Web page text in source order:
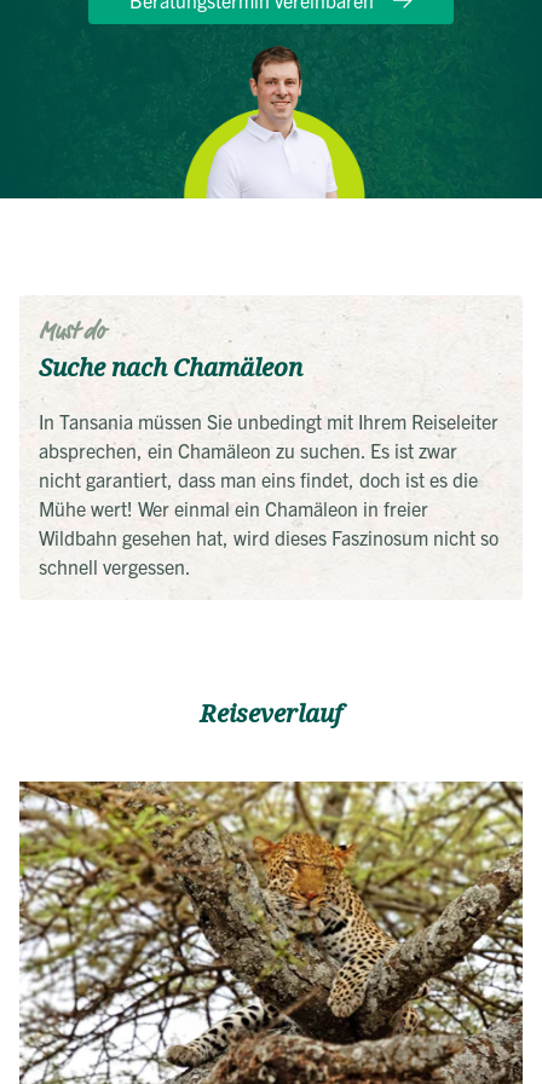
Must do
Suche nach Chamäleon
In Tansania müssen Sie unbedingt mit Ihrem Reiseleiter
absprechen, ein Chamäleon zu suchen. Es ist zwar
nicht garantiert, dass man eins findet, doch ist es die
Mühe wert! Wer einmal ein Chamäleon in freier
Wildbahn gesehen hat, wird dieses Faszinosum nicht so
schnell vergessen.
Reiseverlauf